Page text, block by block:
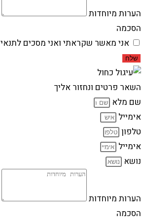
הערות מיוחדות
הסכמה
אני מאשר שקראתי ואני מסכים לתנאי
שלח
השאר פרטים ונחזור אליך
שם מלא
אימייל
טלפון
אימייל
נושא
הערות מיוחדות
הסכמה